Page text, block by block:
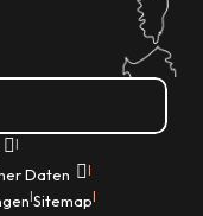
|
Daten |
|Sitemap|